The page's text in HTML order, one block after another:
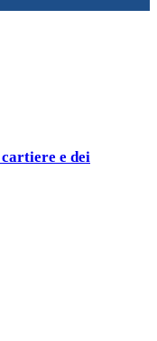
e dei